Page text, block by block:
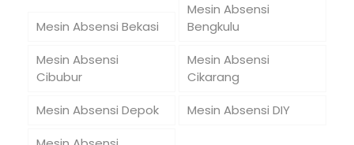
Mesin Absensi Bekasi
Mesin Absensi
Bengkulu
Mesin Absensi
Cibubur
Mesin Absensi
Cikarang
Mesin Absensi Depok
Mesin Absensi DIY